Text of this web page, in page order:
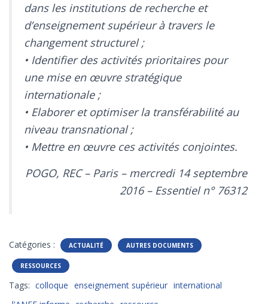
dans les institutions de recherche et
d’enseignement supérieur à travers le
changement structurel ;
• Identifier des activités prioritaires pour
une mise en œuvre stratégique
internationale ;
• Elaborer et optimiser la transférabilité au
niveau transnational ;
• Mettre en œuvre ces activités conjointes.
POGO, REC – Paris – mercredi 14 septembre
2016 – Essentiel n° 76312
Catégories : ACTUALITÉ AUTRES DOCUMENTS
RESSOURCES
Tags: colloque enseignement supérieur international